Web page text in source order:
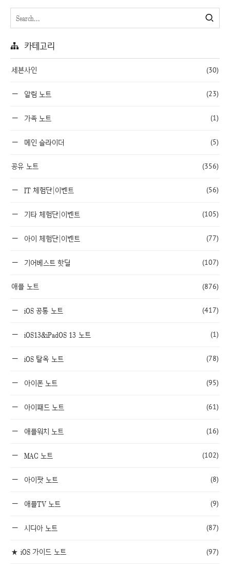
카테고리
세븐사인 (30)
알림 노트 (23)
가족 노트 (1)
메인 슬라이더 (5)
공유 노트 (356)
IT 체험단|이벤트 (56)
기타 체험단|이벤트 (105)
아이 체험단|이벤트 (77)
기어베스트 핫딜 (107)
애플 노트 (876)
iOS 공통 노트 (417)
iOS13&iPadOS 13 노트 (1)
iOS 탈옥 노트 (78)
아이폰 노트 (95)
아이패드 노트 (61)
애플워치 노트 (16)
MAC 노트 (102)
아이팟 노트 (8)
애플TV 노트 (9)
시디아 노트 (87)
★ iOS 가이드 노트 (97)